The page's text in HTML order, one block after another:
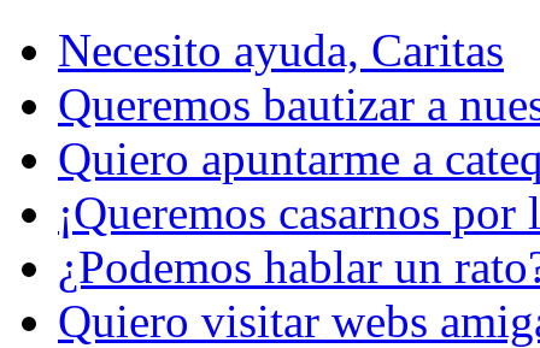
Necesito ayuda, Caritas
Queremos bautizar a
Quiero apuntarme a
¡Queremos casarnos
¿Podemos hablar un
Quiero visitar webs